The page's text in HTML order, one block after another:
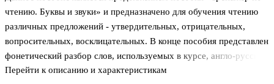
чтению. Буквы и звуки» и предназначено для обучения чтению
различных предложений - утвердительных, отрицательных,
вопросительных, восклицательных. В конце пособия представлен
фонетический разбор слов, используемых в курсе, англо-русский
словарик, краткий справочник по фонетике. Пособие может
Перейти к описанию и характеристикам